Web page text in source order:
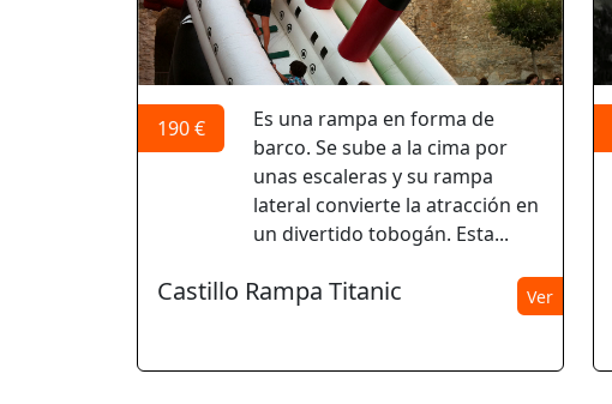
Es una rampa en forma de
barco. Se sube a la cima por
unas escaleras y su rampa
lateral convierte la atracción en
un divertido tobogán. Esta...
190 €
Castillo Rampa Titanic Ver